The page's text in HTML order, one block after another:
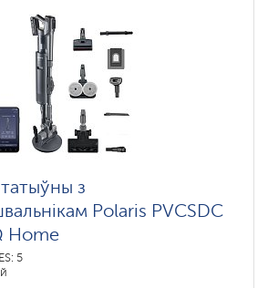
з
Polaris PVCSDC
Home
5